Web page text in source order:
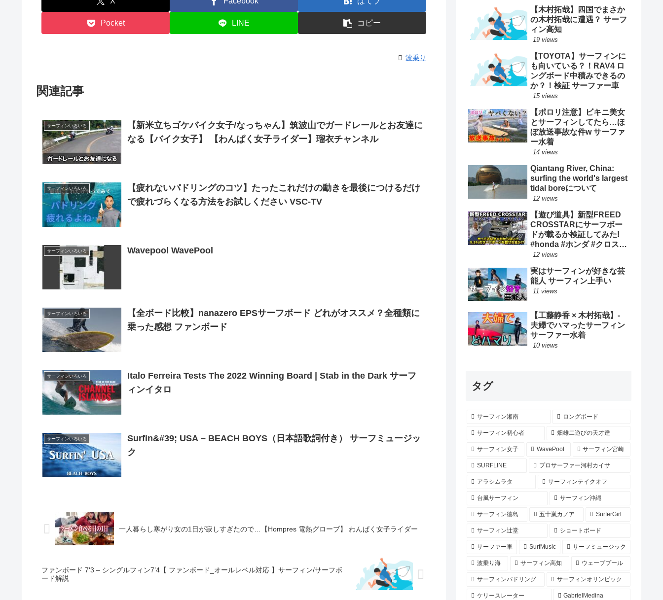
Pocket LINE コピー
波乗り
関連記事
サーフィンいろいろ
【新米立ちゴケバイク女子/なっちゃん】筑波山でガードレールとお友達に
なる【バイク女子】 【わんぱく女子ライダー】瑠衣チャンネル
サーフィンいろいろ
【疲れないパドリングのコツ】たったこれだけの動きを最後につけるだけ
で疲れづらくなる方法をお試しください VSC-TV
サーフィンいろいろ Wavepool WavePool
サーフィンいろいろ
【全ボード比較】nanazero EPSサーフボード どれがオススメ？全種類に
乗った感想 ファンボード
サーフィンいろいろ
Italo Ferreira Tests The 2022 Winning Board | Stab in the Dark サーフ
ィンイタロ
サーフィンいろいろ
Surfin&#39; USA – BEACH BOYS（日本語歌詞付き） サーフミュージッ
ク
一人暮らし寒がり女の1日が寂しすぎたので…【Hompres 電熱グローブ】 わんぱく女子ライダー
ファンボード 7'3 – シングルフィン7’4【 ファンボード_オールレベル対応 】サーフィン/サーフボ
ード解説
【木村拓哉】四国でまさか
の木村拓哉に遭遇？ サーフ
ィン高知
19 views
【TOYOTA】サーフィンに
も向いている？！RAV4 ロ
ングボード中積みできるの
か？！検証 サーファー車
15 views
【ポロリ注意】ビキニ美女
とサーフィンしてたら…ほ
ぼ放送事故な件w サーファ
ー水着
14 views
Qiantang River, China:
surfing the world's largest
tidal boreについて
12 views
【遊び道具】新型FREED
CROSSTARにサーフボー
ドが載るか検証してみた!
#honda #ホンダ #クロスタ
ー #car #freed #フリード #
ード
12 views
実はサーフィンが好きな芸
能人 サーフィン上手い
11 views
【工藤静香 × 木村拓哉】-
夫婦でハマったサーフィン
サーファー水着
10 views
タグ
サーフィン湘南 ロングボード
サーフィン初心者 畑雄二遊びの天才達
サーフィン女子 WavePool サーフィン宮崎
SURFLINE プロサーファー河村カイサ
アラシムラタ サーフィンテイクオフ
台風サーフィン サーフィン沖縄
サーフィン徳島 五十嵐カノア SurferGirl
サーフィン辻堂 ショートボード
サーファー車 SurfMusic サーフミュージック
波乗り海 サーフィン高知 ウェーブプール
サーフィンパドリング サーフィンオリンピック
ケリースレーター GabrielMedina